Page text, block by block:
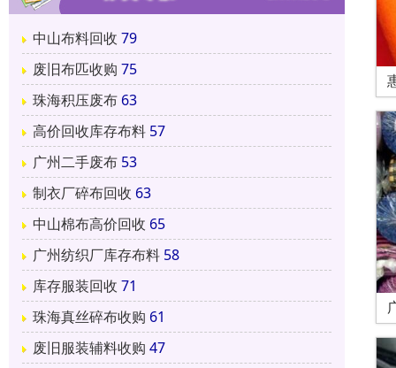
中山布料回收 79
废旧布匹收购 75
珠海积压废布 63
高价回收库存布料 57
广州二手废布 53
制衣厂碎布回收 63
中山棉布高价回收 65
广州纺织厂库存布料 58
库存服装回收 71
珠海真丝碎布收购 61
废旧服装辅料收购 47